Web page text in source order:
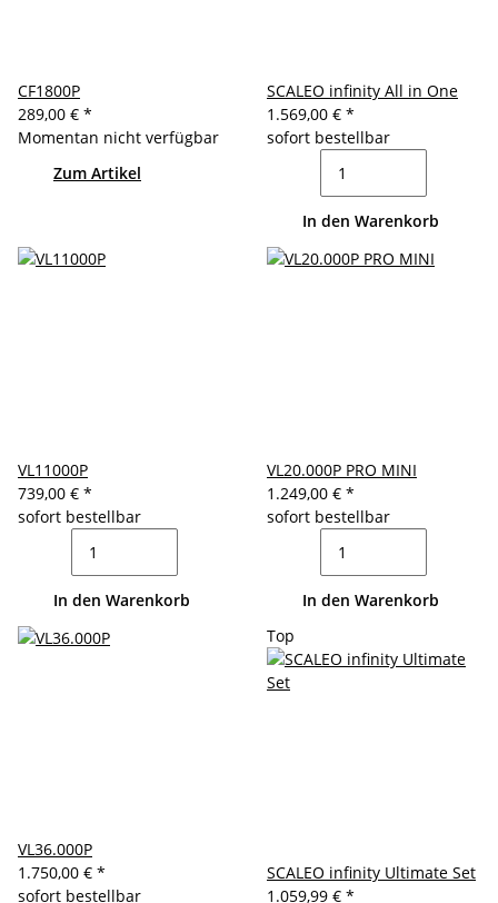
CF1800P
289,00 € *
Momentan nicht verfügbar
Zum Artikel
SCALEO infinity All in One
1.569,00 € *
sofort bestellbar
In den Warenkorb
VL11000P
739,00 € *
sofort bestellbar
In den Warenkorb
VL20.000P PRO MINI
1.249,00 € *
sofort bestellbar
In den Warenkorb
VL36.000P
1.750,00 € *
sofort bestellbar
Top
SCALEO infinity Ultimate Set
1.059,99 € *